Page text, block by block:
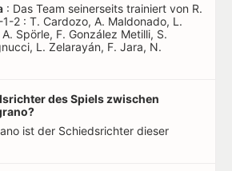
: Das Team seinerseits trainiert von R.
2 : T. Cardozo, A. Maldonado, L.
Spörle, F. González Metilli, S.
L. Zelarayán, F. Jara, N.
des Spiels zwischen
ist der Schiedsrichter dieser